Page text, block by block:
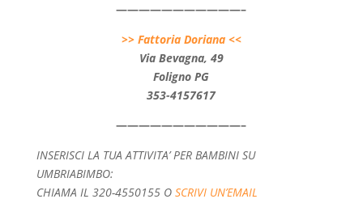
———————————–
>> Fattoria Doriana <<
Via Bevagna, 49
Foligno PG
353-4157617
———————————–
INSERISCI LA TUA ATTIVITA’ PER BAMBINI SU
UMBRIABIMBO:
CHIAMA IL 320-4550155 O SCRIVI UN’EMAIL